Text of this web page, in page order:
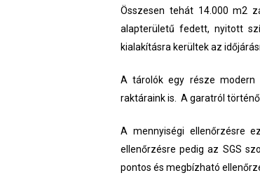
Összesen tehát 14.000 m2
alapterületű fedett, nyitott
kialakításra kerültek az
A tárolók egy része modern
raktáraink is. A garatról
A mennyiségi ellenőrzésre
ellenőrzésre pedig az SGS
pontos és megbízható